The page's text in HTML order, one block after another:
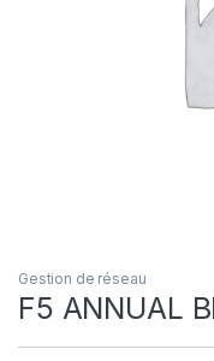
Gestion de réseau
F5 ANNUAL